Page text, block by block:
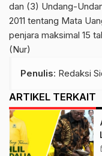
dan (3) Undang-
2011 tentang Mata
penjara maksimal 15
(Nur)
Penulis: Redaksi
ARTIKEL TERKAIT